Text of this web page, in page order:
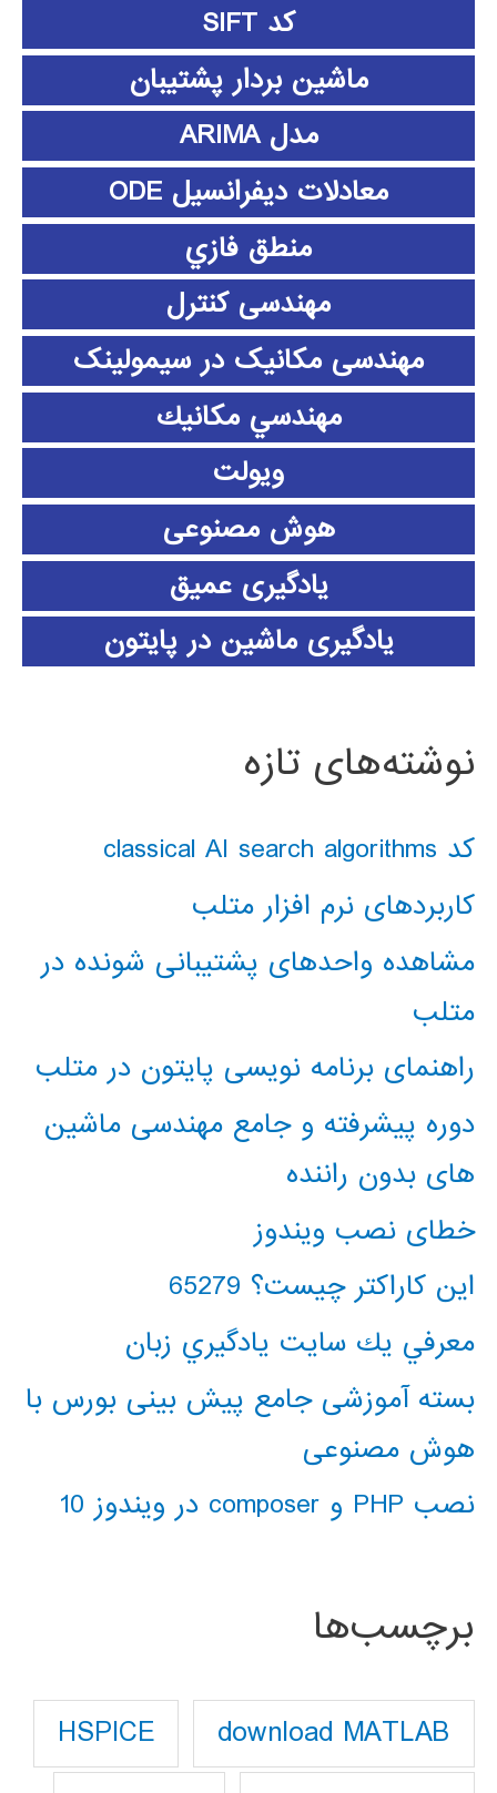
کد SIFT
ماشین بردار پشتیبان
مدل ARIMA
معادلات دیفرانسیل ODE
منطق فازي
مهندسی کنترل
مهندسی مکانیک در سیمولینک
مهندسي مكانيك
ویولت
هوش مصنوعی
یادگیری عمیق
یادگیری ماشین در پایتون
نوشته‌های تازه
کد classical AI search algorithms
کاربردهای نرم افزار متلب
مشاهده واحدهای پشتیبانی شونده در
متلب
راهنمای برنامه نویسی پایتون در متلب
دوره پیشرفته و جامع مهندسی ماشین
های بدون راننده
خطای نصب ویندوز
این کاراکتر چیست؟ 65279
معرفي يك سايت يادگيري زبان
بسته آموزشی جامع پیش بینی بورس با
هوش مصنوعی
نصب PHP و composer در ویندوز 10
برچسب‌ها
download MATLAB
HSPICE